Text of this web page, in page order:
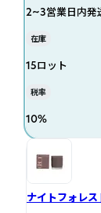
2~3営業日内発
在庫
15ロット
税率
10%
ナイトフォレ